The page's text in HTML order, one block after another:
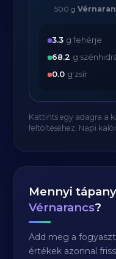
500 g
3.3 g fehérje
68.2 g
0.0 g zsír
Kattints egy adagra a
feltöltéséhez. Napi
Mennyi
Vérnarancs?
Add meg a
értékek azonnal